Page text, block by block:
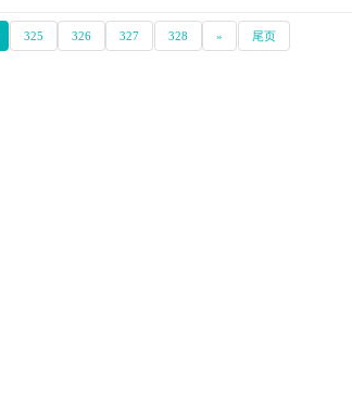
325 326 327 328 » 尾页